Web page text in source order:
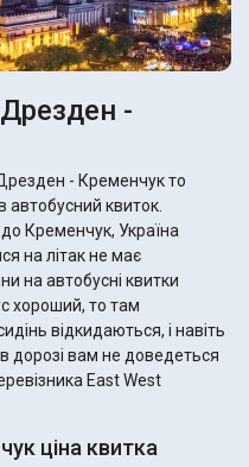
-
- Кременчук то
квиток.
Кременчук, Україна
на літак не має
на автобусні квитки
відкидаються, і навіть
дорозі вам не доведеться
East West
ціна квитка